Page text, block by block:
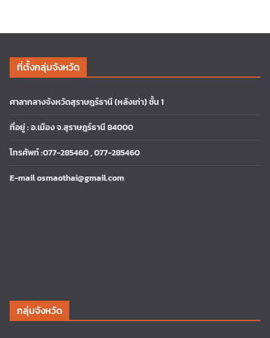
ที่ตั้งกลุ่มจังหวัด
ศาลากลางจังหวัดสุราษฎร์ธานี (หลังเก่า) ชั้น 1
ที่อยู่ : อ.เมือง จ.สุราษฎร์ธานี 84000
โทรศัพท์ :077-285460 , 077-285460
E-mail osmaothai@gmail.com
กลุ่มจังหวัด